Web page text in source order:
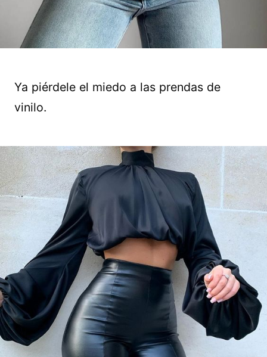
Ya piérdele el miedo a las prendas de
vinilo.